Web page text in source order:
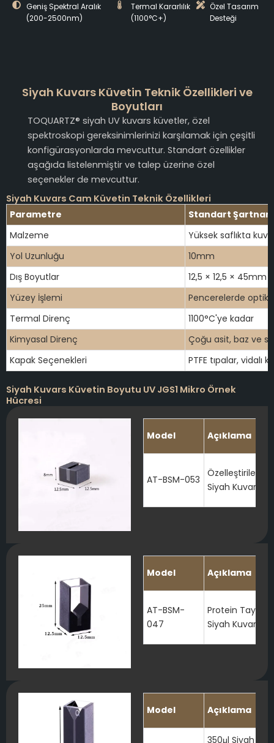
Geniş Spektral Aralık
(200-2500nm)
Termal Kararlılık
(1100°C+)
Özel Tasarım
Desteği
Siyah Kuvars Küvetin Teknik Özellikleri ve
Boyutları
TOQUARTZ® siyah UV kuvars küvetler, özel
spektroskopi gereksinimlerinizi karşılamak için çeşitli
konfigürasyonlarda mevcuttur. Standart özellikler
aşağıda listelenmiştir ve talep üzerine özel
seçenekler de mevcuttur.
Siyah Kuvars Cam Küvetin Teknik Özellikleri
Parametre
Standart
Malzeme
Yüksek saflıkta
Yol Uzunluğu
10mm
Dış Boyutlar
12,5 × 12,5 × 45mm
Yüzey İşlemi
Pencerelerde optik
Termal Direnç
1100°C'ye kadar
Kimyasal Direnç
Çoğu asit, baz ve
Kapak Seçenekleri
PTFE tıpalar, vidalı
Siyah Kuvars Küvetin Boyutu UV JGS1 Mikro Örnek
Hücresi
Model Açıklama
AT-BSM-053
Özelleştirilebilir
Siyah Kuvars
Model Açıklama
AT-BSM-
047
Protein Tayini
Siyah Kuvars
Model Açıklama
350μl Siyah